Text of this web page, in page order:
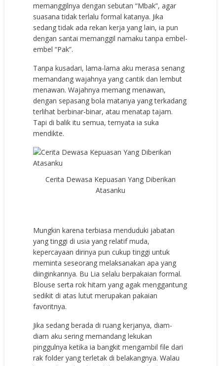
memanggilnya dengan sebutan “Mbak”, agar
suasana tidak terlalu formal katanya. Jika
sedang tidak ada rekan kerja yang lain, ia pun
dengan santai memanggil namaku tanpa embel-
embel “Pak”.
Tanpa kusadari, lama-lama aku merasa senang
memandang wajahnya yang cantik dan lembut
menawan. Wajahnya memang menawan,
dengan sepasang bola matanya yang terkadang
terlihat berbinar-binar, atau menatap tajam.
Tapi di balik itu semua, ternyata ia suka
mendikte.
Cerita Dewasa Kepuasan Yang Diberikan
Atasanku
Mungkin karena terbiasa menduduki jabatan
yang tinggi di usia yang relatif muda,
kepercayaan dirinya pun cukup tinggi untuk
meminta seseorang melaksanakan apa yang
diinginkannya. Bu Lia selalu berpakaian formal.
Blouse serta rok hitam yang agak menggantung
sedikit di atas lutut merupakan pakaian
favoritnya.
Jika sedang berada di ruang kerjanya, diam-
diam aku sering memandang lekukan
pinggulnya ketika ia bangkit mengambil file dari
rak folder yang terletak di belakangnya. Walau